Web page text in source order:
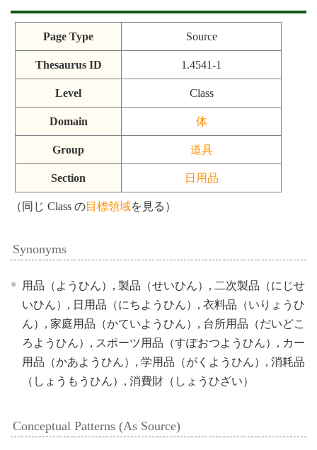
Page Type Source
Thesaurus ID 1.4541-1
Level Class
Domain 体
Group 道具
Section 日用品
（同じ Class の目標領域を見る）
Synonyms
用品（ようひん）, 製品（せいひん）, 二次製品（にじせ
いひん）, 日用品（にちようひん）, 衣料品（いりょうひ
ん）, 家庭用品（かていようひん）, 台所用品（だいどこ
ろようひん）, スポーツ用品（すぽおつようひん）, カー
用品（かあようひん）, 学用品（がくようひん）, 消耗品
（しょうもうひん）, 消費財（しょうひざい）
Conceptual Patterns (As Source)